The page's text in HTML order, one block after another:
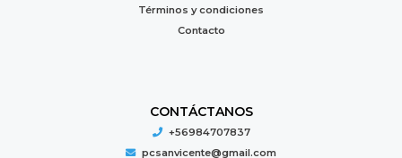
Términos y condiciones
Contacto
CONTÁCTANOS
+56984707837
pcsanvicente@gmail.com